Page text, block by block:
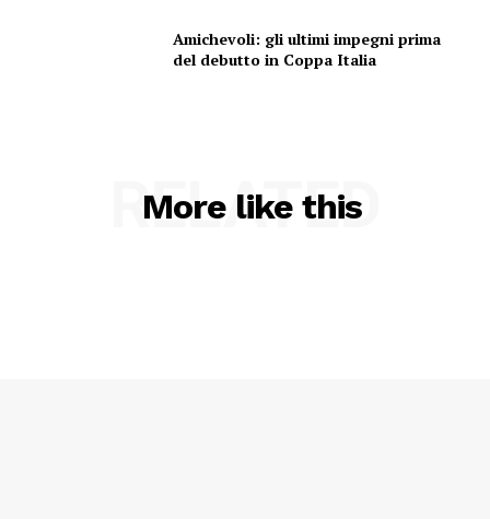
Amichevoli: gli ultimi impegni prima
del debutto in Coppa Italia
More like this
RELATED